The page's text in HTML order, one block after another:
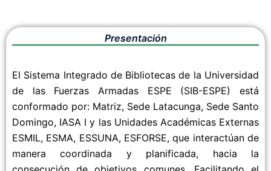
Presentación
El Sistema Integrado de Bibliotecas de la Universidad
de las Fuerzas Armadas ESPE (SIB-ESPE) está
conformado por: Matriz, Sede Latacunga, Sede Santo
Domingo, IASA I y las Unidades Académicas Externas
ESMIL, ESMA, ESSUNA, ESFORSE, que interactúan de
manera coordinada y planificada, hacia la